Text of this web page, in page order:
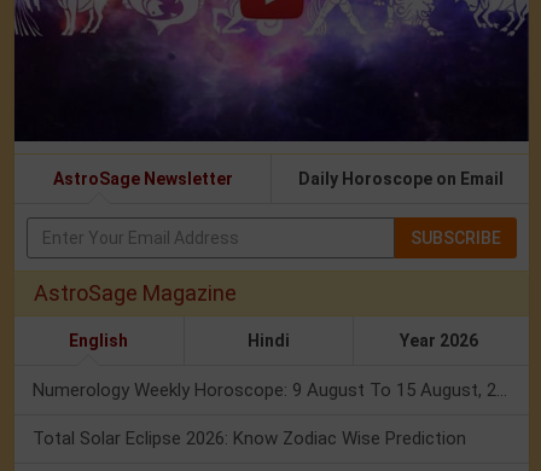
AstroSage Newsletter Daily Horoscope on Email
SUBSCRIBE
AstroSage Magazine
English Hindi Year 2026
Total Solar Eclipse 2026: Know Zodiac Wise Prediction